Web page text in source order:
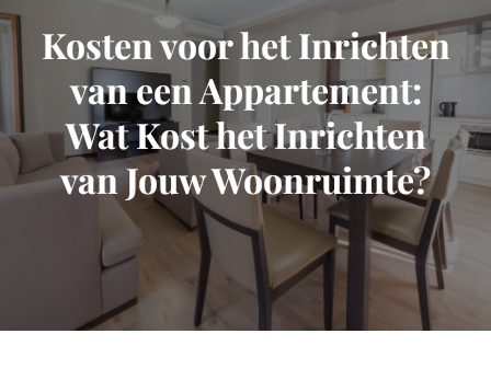
Kosten voor het Inrichten
van een Appartement:
Wat Kost het Inrichten
van Jouw Woonruimte?